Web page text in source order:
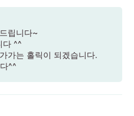
립니다~
다 ^^
가는 홀릭이 되겠습니다.
^^